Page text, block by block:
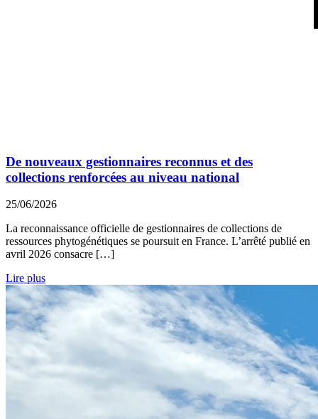
De nouveaux gestionnaires reconnus et des
collections renforcées au niveau national
25/06/2026
La reconnaissance officielle de gestionnaires de collections de
ressources phytogénétiques se poursuit en France. L’arrêté publié en
avril 2026 consacre […]
Lire plus